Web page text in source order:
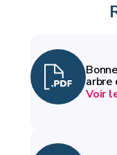
arbre
Voir